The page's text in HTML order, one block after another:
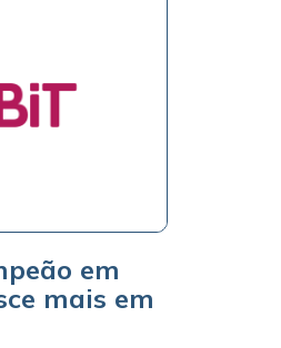
em
mais em